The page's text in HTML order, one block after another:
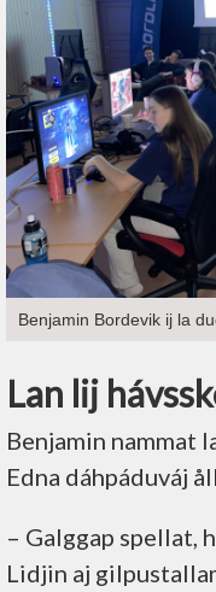
Benjamin Bordevik ij la
Lan lij
Benjamin nammat
Edna dáhpáduváj
– Galggap spellat,
Lidjin aj